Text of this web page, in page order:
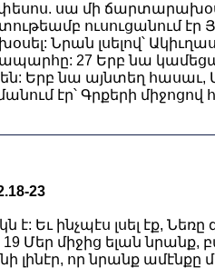
սա մի
ուսուցանում
Նրան լսելով՝
27 Երբ նա
Երբ նա այնտեղ
էր՝ Գրքերի
23
Եւ ինչպէս լսել էք,
Մեր միջից ելան նրանք,
լինէր, որ նրանք ամէնքը